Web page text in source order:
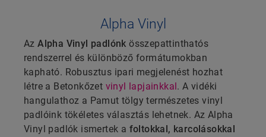
Alpha Vinyl
AzAlpha Vinyl padlónk összepattinthatós
rendszerrel és különböző formátumokban
kapható. Robusztus ipari megjelenést hozhat
létre a Betonkőzet vinyl lapjainkkal . A vidéki
hangulathoz a Pamut tölgy természetes vinyl
padlóink tökéletes választás lehetnek. Az Alpha
Vinyl padlók ismertek a foltokkal, karcolásokkal